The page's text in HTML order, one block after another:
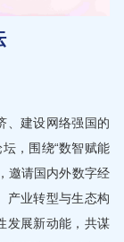
、建设网络强国的
，围绕“数智赋能
邀请国内外数字经
产业转型与生态构
发展新动能，共谋